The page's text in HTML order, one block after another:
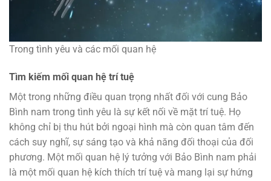
Trong tình yêu và các mối quan hệ
Tìm kiếm mối quan hệ trí tuệ
Một trong những điều quan trọng nhất đối với cung Bảo
Bình nam trong tình yêu là sự kết nối về mặt trí tuệ. Họ
không chỉ bị thu hút bởi ngoại hình mà còn quan tâm đến
cách suy nghĩ, sự sáng tạo và khả năng đối thoại của đối
phương. Một mối quan hệ lý tưởng với Bảo Bình nam phải
là một mối quan hệ kích thích trí tuệ và mang lại sự hứng